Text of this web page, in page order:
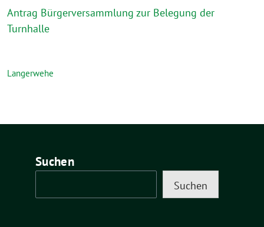
Antrag Bürgerversammlung zur Belegung der
Turnhalle
Langerwehe
Suchen
Suchen